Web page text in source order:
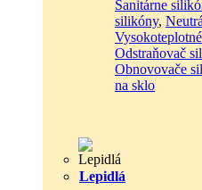
Sanitárne
silikóny,
Odstraňovač
Obnovovače
na sklo
Lepidlá